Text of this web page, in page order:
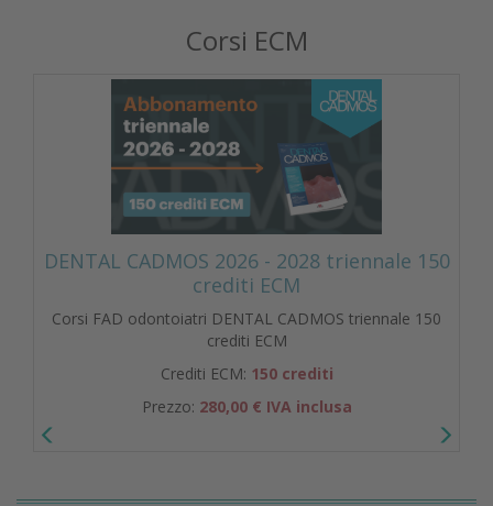
Corsi ECM
DENTAL CADMOS 2026 - 2028 triennale 150
crediti ECM
Corsi FAD odontoiatri DENTAL CADMOS triennale 150
crediti ECM
Crediti ECM: 150 crediti
Prezzo: 280,00 € IVA inclusa